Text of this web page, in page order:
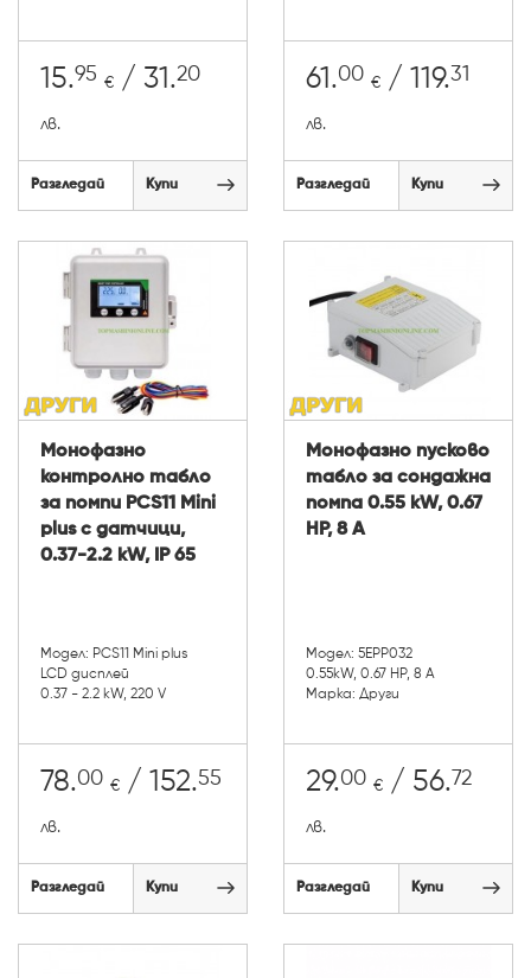
15.95 € / 31.20
лв.
Разгледай Купи
61.00 € / 119.31
лв.
Разгледай Купи
Монофазно
контролно табло
за помпи PCS11 Mini
plus с датчици,
0.37-2.2 kW, IP 65
Модел: PCS11 Mini plus
LCD дисплей
0.37 - 2.2 kW, 220 V
78.00 € / 152.55
лв.
Разгледай Купи
Монофазно пусково
табло за сондажна
помпа 0.55 kW, 0.67
HP, 8 А
Модел: 5EPP032
0.55kW, 0.67 HP, 8 А
Марка: Други
29.00 € / 56.72
лв.
Разгледай Купи